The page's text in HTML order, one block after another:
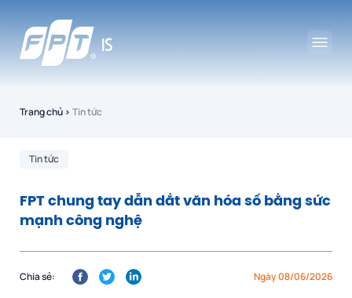
Trang chủ › Tin tức
Tin tức
FPT chung tay dẫn dắt văn hóa số bằng sức
mạnh công nghệ
Ngày 08/06/2026
Chia sẻ: